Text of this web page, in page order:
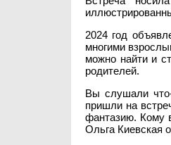
2024 год
многими
можно найти и
родителей.
Вы слушали
пришли на
фантазию. Кому
Ольга Киевская